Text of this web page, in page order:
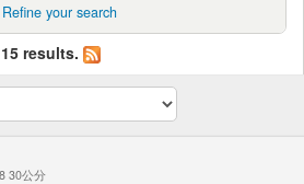
Refine your search
results.
30公分